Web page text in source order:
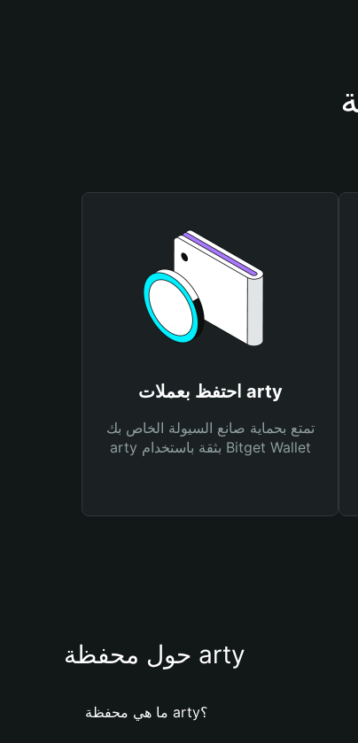
احتفظ بعملات arty
تمتع بحماية صانع السيولة الخاص بك
arty بثقة باستخدام Bitget Wallet
حول محفظة arty
ما هي محفظة arty؟